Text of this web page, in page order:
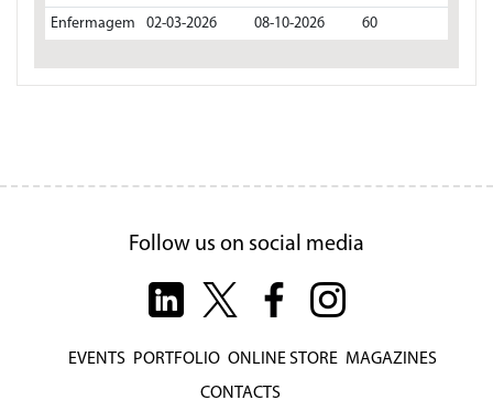
Enfermagem 02-03-2026 08-10-2026 60
Follow us on social media
EVENTS PORTFOLIO ONLINE STORE MAGAZINES
CONTACTS